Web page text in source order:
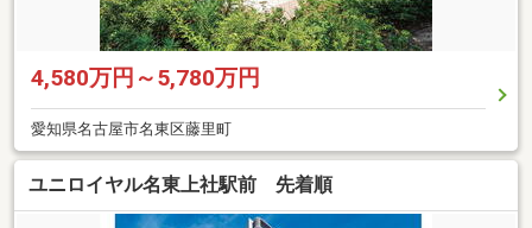
4,580万円～5,780万円
愛知県名古屋市名東区藤里町
ユニロイヤル名東上社駅前 先着順